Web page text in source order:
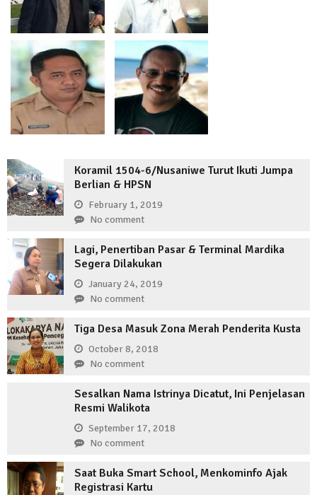
Koramil 1504-6/Nusaniwe Turut Ikuti Jumpa
Berlian & HPSN
February 1, 2019
No comment
Lagi, Penertiban Pasar & Terminal Mardika
Segera Dilakukan
January 24, 2019
No comment
Tiga Desa Masuk Zona Merah Penderita Kusta
October 8, 2018
No comment
Sesalkan Nama Istrinya Dicatut, Ini Penjelasan
Resmi Walikota
September 17, 2018
No comment
Saat Buka Smart School, Menkominfo Ajak
Registrasi Kartu